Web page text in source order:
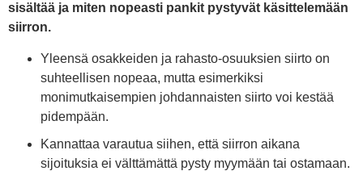
sisältää ja miten nopeasti pankit pystyvät käsittelemään
siirron.
Yleensä osakkeiden ja rahasto-osuuksien siirto on
suhteellisen nopeaa, mutta esimerkiksi
monimutkaisempien johdannaisten siirto voi kestää
pidempään.
Kannattaa varautua siihen, että siirron aikana
sijoituksia ei välttämättä pysty myymään tai ostamaan.